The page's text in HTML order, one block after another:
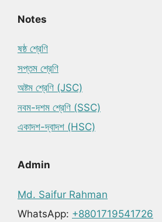
Notes
ষষ্ঠ শ্রেণি
সপ্তম শ্রেণি
অষ্টম শ্রেণি (JSC)
নবম-দশম শ্রেণি (SSC)
একাদশ-দ্বাদশ (HSC)
Admin
Md. Saifur Rahman
WhatsApp: +8801719541726